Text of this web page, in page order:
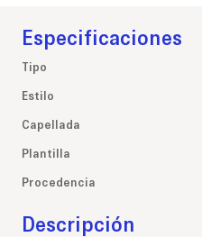
Especificaciones
Tipo
Estilo
Capellada
Plantilla
Procedencia
Descripción